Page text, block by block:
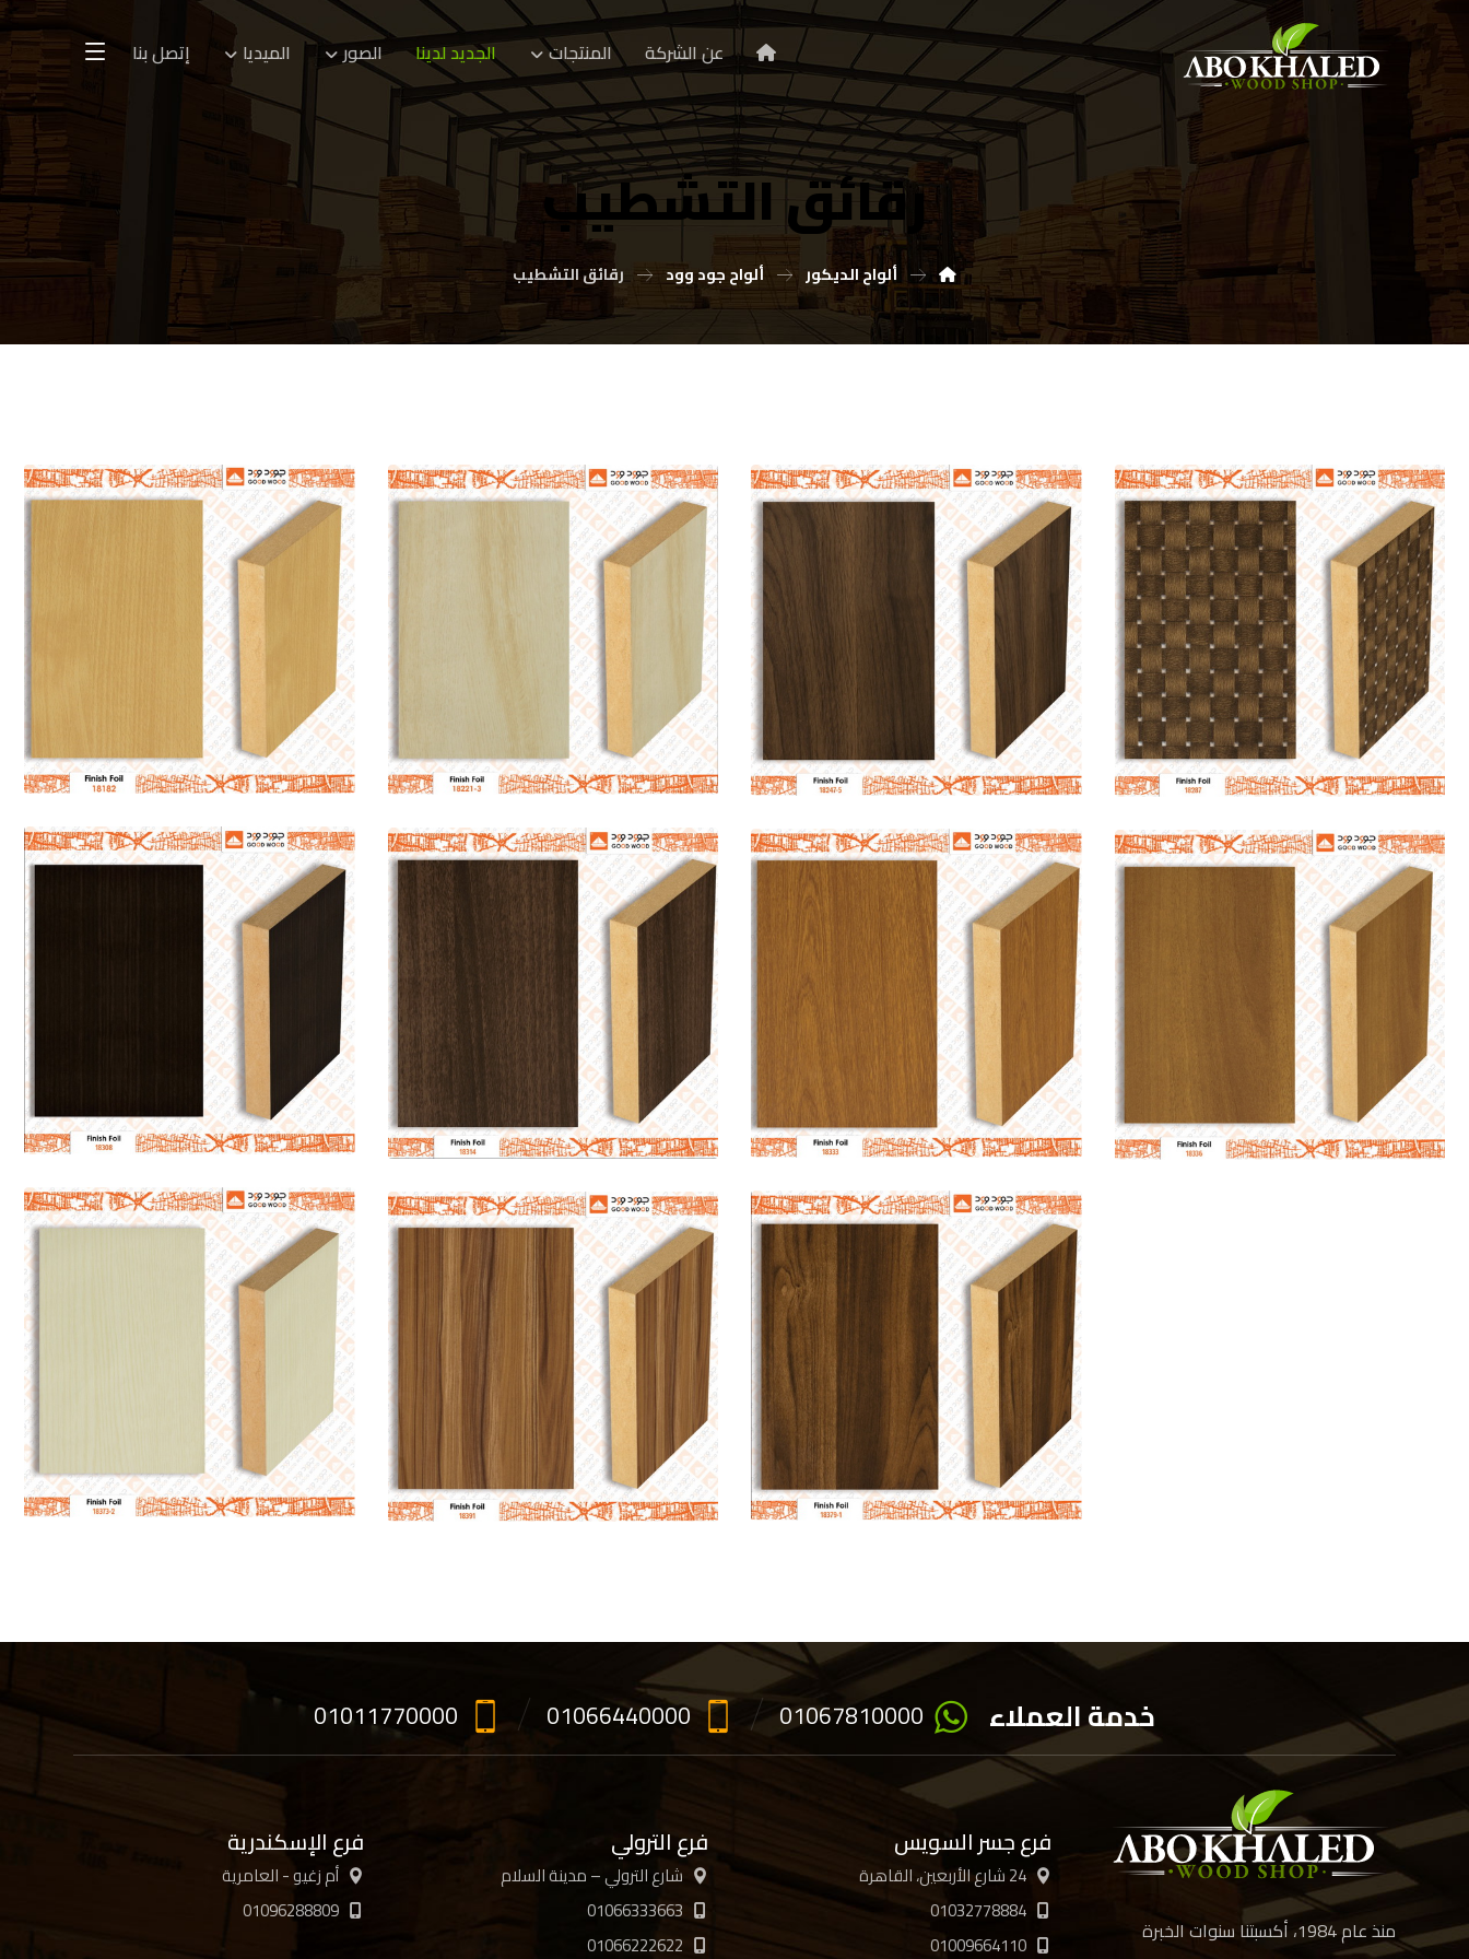
عن الشركة المنتجات الجديد لدينا الصور الميديا إتصل بنا
رقائق التشطيب
ألواح الديكور ألواح جود وود رقائق التشطيب
01011770000 01066440000 01067810000 خدمة العملاء
منذ عام 1984، أكسبتنا سنوات الخبرة
فرع جسر السويس
24 شارع الأربعين، القاهرة
01032778884
01009664110
فرع الترولي
شارع الترولي – مدينة السلام
01066333663
01066222622
فرع الإسكندرية
أم زغيو - العامرية
01096288809